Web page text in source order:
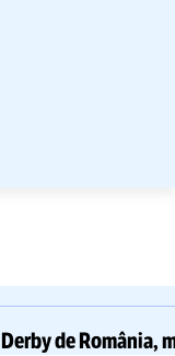
Derby de România,